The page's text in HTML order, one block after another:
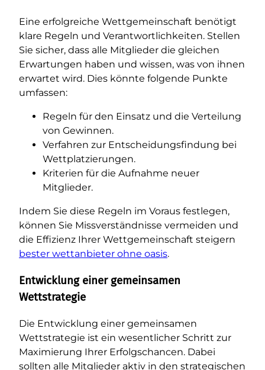
Eine erfolgreiche Wettgemeinschaft benötigt
klare Regeln und Verantwortlichkeiten. Stellen
Sie sicher, dass alle Mitglieder die gleichen
Erwartungen haben und wissen, was von ihnen
erwartet wird. Dies könnte folgende Punkte
umfassen:
Regeln für den Einsatz und die Verteilung
von Gewinnen.
Verfahren zur Entscheidungsfindung bei
Wettplatzierungen.
Kriterien für die Aufnahme neuer
Mitglieder.
Indem Sie diese Regeln im Voraus festlegen,
können Sie Missverständnisse vermeiden und
die Effizienz Ihrer Wettgemeinschaft steigern
bester wettanbieter ohne oasis.
Entwicklung einer gemeinsamen
Wettstrategie
Die Entwicklung einer gemeinsamen
Wettstrategie ist ein wesentlicher Schritt zur
Maximierung Ihrer Erfolgschancen. Dabei
sollten alle Mitglieder aktiv in den strategischen